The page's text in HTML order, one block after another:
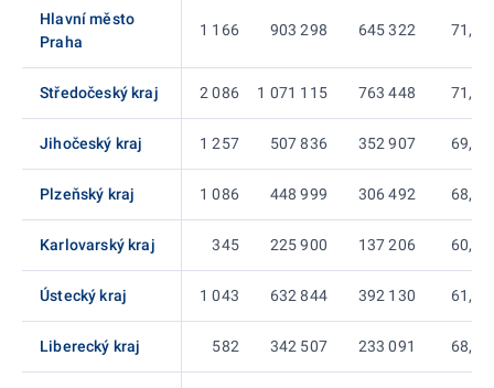
Hlavní město
Praha
1 166 903 298 645 322 71,44
Středočeský kraj 2 086 1 071 115 763 448 71,28
Jihočeský kraj 1 257 507 836 352 907 69,49
Plzeňský kraj 1 086 448 999 306 492 68,26
Karlovarský kraj 345 225 900 137 206 60,74
Ústecký kraj 1 043 632 844 392 130 61,96
Liberecký kraj 582 342 507 233 091 68,05